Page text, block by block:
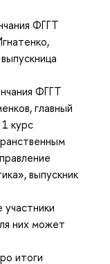
ФГГТ
ФГГТ
главный
курс
выпускник
них может
итоги